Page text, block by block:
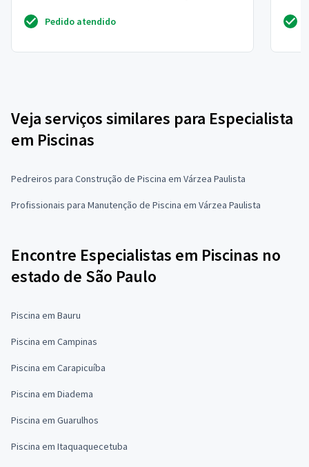
Pedido atendido
Veja serviços similares para Especialista
em Piscinas
Pedreiros para Construção de Piscina em Várzea Paulista
Profissionais para Manutenção de Piscina em Várzea Paulista
Encontre Especialistas em Piscinas no
estado de São Paulo
Piscina em Bauru
Piscina em Campinas
Piscina em Carapicuíba
Piscina em Diadema
Piscina em Guarulhos
Piscina em Itaquaquecetuba